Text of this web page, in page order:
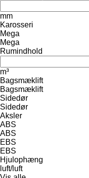
mm
Karosseri
Mega
Mega
Rumindhold
m³
Bagsmæklift
Bagsmæklift
Sidedør
Sidedør
Aksler
ABS
ABS
EBS
EBS
Hjulophæng
luft/luft